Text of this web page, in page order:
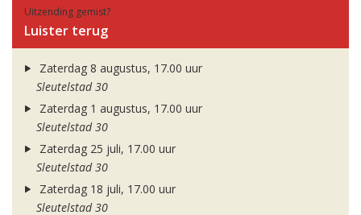
Uitzending gemist?
Luister terug
Zaterdag 8 augustus, 17.00 uur
Sleutelstad 30
Zaterdag 1 augustus, 17.00 uur
Sleutelstad 30
Zaterdag 25 juli, 17.00 uur
Sleutelstad 30
Zaterdag 18 juli, 17.00 uur
Sleutelstad 30